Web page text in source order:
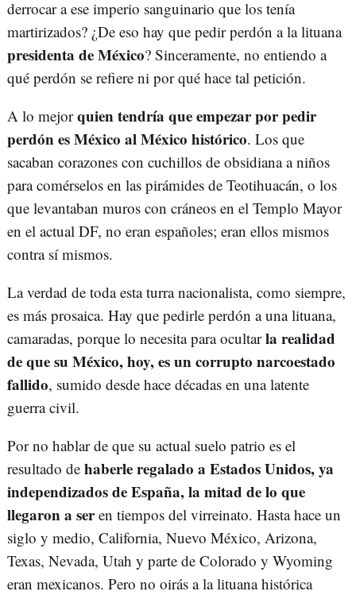
derrocar a ese imperio sanguinario que los tenía
martirizados? ¿De eso hay que pedir perdón a la lituana
presidenta de México? Sinceramente, no entiendo a
qué perdón se refiere ni por qué hace tal petición.
A lo mejorquien tendría que empezar por pedir
perdón es México al México histórico. Los que
sacaban corazones con cuchillos de obsidiana a niños
para comérselos en las pirámides de Teotihuacán, o los
que levantaban muros con cráneos en el Templo Mayor
en el actual DF, no eran españoles; eran ellos mismos
contra sí mismos.
La verdad de toda esta turra nacionalista, como siempre,
es más prosaica. Hay que pedirle perdón a una lituana,
camaradas, porque lo necesita para ocultarla realidad
de que su México, hoy, es un corrupto narcoestado
fallido, sumido desde hace décadas en una latente
guerra civil.
Por no hablar de que su actual suelo patrio es el
resultado de haberle regalado a Estados Unidos, ya
independizados de España, la mitad de lo que
llegaron a seren tiempos del virreinato. Hasta hace un
siglo y medio, California, Nuevo México, Arizona,
Texas, Nevada, Utah y parte de Colorado y Wyoming
eran mexicanos. Pero no oirás a la lituana histórica